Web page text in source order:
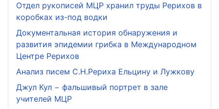
Отдел рукописей МЦР хранил труды Рерихов в
коробках из-под водки
Документальная история обнаружения и
развития эпидемии грибка в Международном
Центре Рерихов
Анализ писем С.Н.Рериха Ельцину и Лужкову
Джул Кул − фальшивый портрет в зале
учителей МЦР